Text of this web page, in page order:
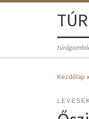
Skip to content
Kezdőlap »